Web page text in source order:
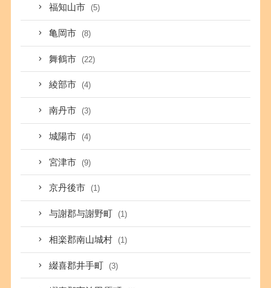
福知山市 (5)
亀岡市 (8)
舞鶴市 (22)
綾部市 (4)
南丹市 (3)
城陽市 (4)
宮津市 (9)
京丹後市 (1)
与謝郡与謝野町 (1)
相楽郡南山城村 (1)
綴喜郡井手町 (3)